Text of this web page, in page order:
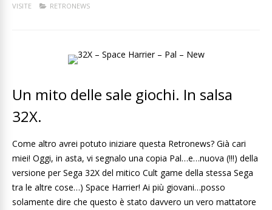
VISITE
RETRONEWS
Un mito delle sale giochi. In salsa
32X.
Come altro avrei potuto iniziare questa Retronews? Già cari
miei! Oggi, in asta, vi segnalo una copia Pal…e…nuova (!!!) della
versione per Sega 32X del mitico Cult game della stessa Sega
tra le altre cose…) Space Harrier! Ai più giovani…posso
solamente dire che questo è stato davvero un vero mattatore